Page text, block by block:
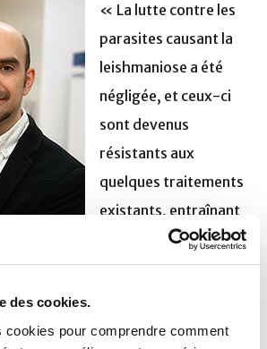
des cookies.
cookies pour comprendre comment
« La lutte contre les
parasites causant la
leishmaniose a été
négligée, et ceux-ci
sont devenus
résistants aux
quelques traitements
existants, entraînant
de lourdes
conséquences pour les
Fernandez Prada, co-